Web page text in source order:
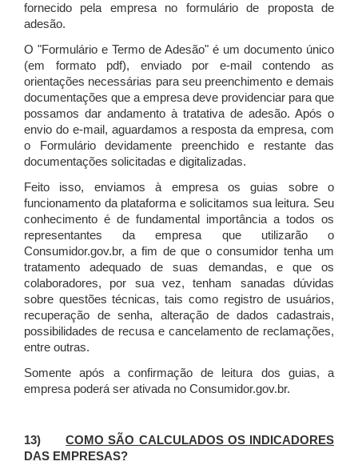
fornecido pela empresa no formulário de proposta de
adesão.
O "Formulário e Termo de Adesão" é um documento único
(em formato pdf), enviado por e-mail contendo as
orientações necessárias para seu preenchimento e demais
documentações que a empresa deve providenciar para que
possamos dar andamento à tratativa de adesão. Após o
envio do e-mail, aguardamos a resposta da empresa, com
o Formulário devidamente preenchido e restante das
documentações solicitadas e digitalizadas.
Feito isso, enviamos à empresa os guias sobre o
funcionamento da plataforma e solicitamos sua leitura. Seu
conhecimento é de fundamental importância a todos os
representantes da empresa que utilizarão o
Consumidor.gov.br, a fim de que o consumidor tenha um
tratamento adequado de suas demandas, e que os
colaboradores, por sua vez, tenham sanadas dúvidas
sobre questões técnicas, tais como registro de usuários,
recuperação de senha, alteração de dados cadastrais,
possibilidades de recusa e cancelamento de reclamações,
entre outras.
Somente após a confirmação de leitura dos guias, a
empresa poderá ser ativada no Consumidor.gov.br.
13)COMO SÃO CALCULADOS OS INDICADORES
DAS EMPRESAS?